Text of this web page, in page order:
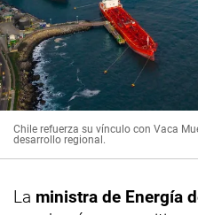
Chile refuerza su vínculo con Vaca
desarrollo regional.
La ministra de Energía